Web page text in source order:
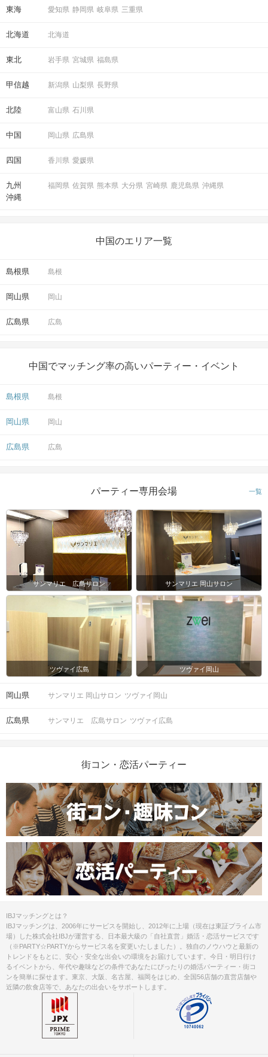
東海 愛知県 静岡県 岐阜県 三重県
北海道 北海道
東北 岩手県 宮城県 福島県
甲信越 新潟県 山梨県 長野県
北陸 富山県 石川県
中国 岡山県 広島県
四国 香川県 愛媛県
九州
沖縄
福岡県 佐賀県 熊本県 大分県 宮崎県 鹿児島県 沖縄県
中国のエリア一覧
島根県 島根
岡山県 岡山
広島県 広島
中国でマッチング率の高いパーティー・イベント
島根県 島根
岡山県 岡山
広島県 広島
パーティー専用会場 一覧
サンマリエ 広島サロン サンマリエ 岡山サロン
ツヴァイ広島 ツヴァイ岡山
岡山県 サンマリエ 岡山サロン ツヴァイ岡山
広島県 サンマリエ 広島サロン ツヴァイ広島
街コン・恋活パーティー
IBJマッチングとは？
IBJマッチングは、2006年にサービスを開始し、2012年に上場（現在は東証プライム市
場）した株式会社IBJが運営する、日本最大級の「自社直営」婚活・恋活サービスです
（※PARTY☆PARTYからサービス名を変更いたしました）。独自のノウハウと最新の
トレンドをもとに、安心・安全な出会いの環境をお届けしています。今日・明日行け
るイベントから、年代や趣味などの条件であなたにぴったりの婚活パーティー・街コ
ンを簡単に探せます。東京、大阪、名古屋、福岡をはじめ、全国56店舗の直営店舗や
近隣の飲食店等で、あなたの出会いをサポートします。